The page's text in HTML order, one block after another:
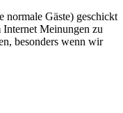
normale Gäste) geschickt
Internet Meinungen zu
besonders wenn wir